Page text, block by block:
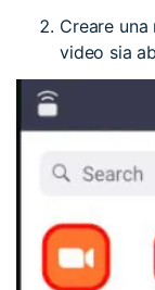
Creare
video sia